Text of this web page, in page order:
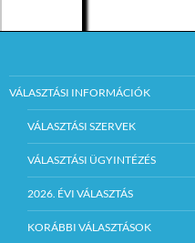
VÁLASZTÁSI INFORMÁCIÓK
VÁLASZTÁSI SZERVEK
VÁLASZTÁSI ÜGYINTÉZÉS
2026. ÉVI VÁLASZTÁS
KORÁBBI VÁLASZTÁSOK